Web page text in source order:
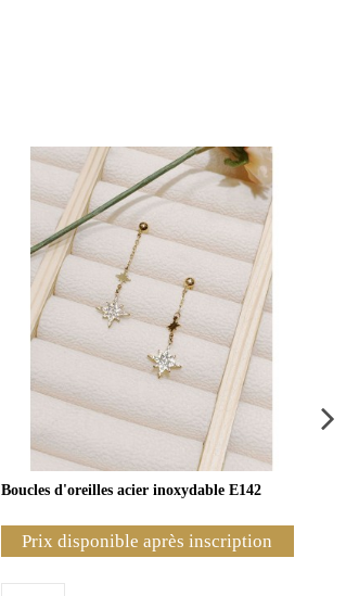
Boucles d'oreilles acier inoxydable E142
Prix disponible après inscription